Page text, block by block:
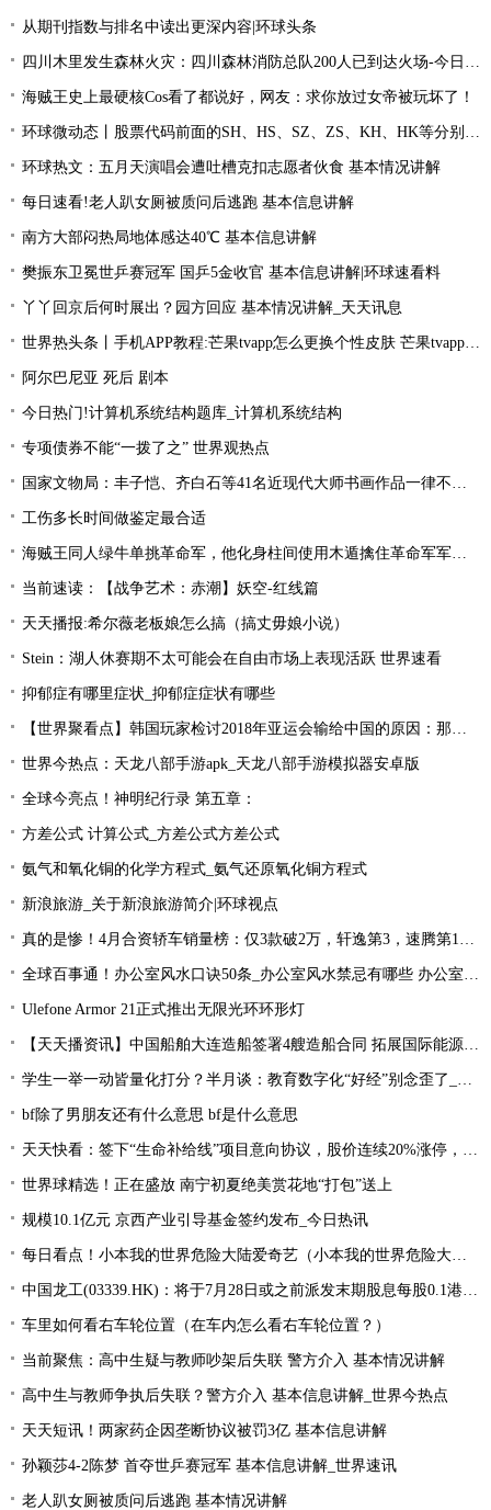
从期刊指数与排名中读出更深内容|环球头条
四川木里发生森林火灾：四川森林消防总队200人已到达火场-今日关注
海贼王史上最硬核Cos看了都说好，网友：求你放过女帝被玩坏了！
环球微动态丨股票代码前面的SH、HS、SZ、ZS、KH、HK等分别是什么意思？
环球热文：五月天演唱会遭吐槽克扣志愿者伙食 基本情况讲解
每日速看!老人趴女厕被质问后逃跑 基本信息讲解
南方大部闷热局地体感达40℃ 基本信息讲解
樊振东卫冕世乒赛冠军 国乒5金收官 基本信息讲解|环球速看料
丫丫回京后何时展出？园方回应 基本情况讲解_天天讯息
世界热头条丨手机APP教程:芒果tvapp怎么更换个性皮肤 芒果tvapp更换个性皮肤的方法
阿尔巴尼亚 死后 剧本
今日热门!计算机系统结构题库_计算机系统结构
专项债券不能“一拨了之” 世界观热点
国家文物局：丰子恺、齐白石等41名近现代大师书画作品一律不准出境
工伤多长时间做鉴定最合适
海贼王同人绿牛单挑革命军，他化身柱间使用木遁擒住革命军军长！
当前速读：【战争艺术：赤潮】妖空-红线篇
天天播报:希尔薇老板娘怎么搞（搞丈毋娘小说）
Stein：湖人休赛期不太可能会在自由市场上表现活跃 世界速看
抑郁症有哪里症状_抑郁症症状有哪些
【世界聚看点】韩国玩家检讨2018年亚运会输给中国的原因：那一年是Uzi的时代！
世界今热点：天龙八部手游apk_天龙八部手游模拟器安卓版
全球今亮点！神明纪行录 第五章：
方差公式 计算公式_方差公式方差公式
氨气和氧化铜的化学方程式_氨气还原氧化铜方程式
新浪旅游_关于新浪旅游简介|环球视点
真的是惨！4月合资轿车销量榜：仅3款破2万，轩逸第3，速腾第16！
全球百事通！办公室风水口诀50条_办公室风水禁忌有哪些 办公室风水禁忌大全
Ulefone Armor 21正式推出无限光环环形灯
【天天播资讯】中国船舶大连造船签署4艘造船合同 拓展国际能源运输领域合作
学生一举一动皆量化打分？半月谈：教育数字化“好经”别念歪了_环球今亮点
bf除了男朋友还有什么意思 bf是什么意思
天天快看：签下“生命补给线”项目意向协议，股价连续20%涨停，这家公司获机构扎堆关注
世界球精选！正在盛放 南宁初夏绝美赏花地“打包”送上
规模10.1亿元 京西产业引导基金签约发布_今日热讯
每日看点！小本我的世界危险大陆爱奇艺（小本我的世界危险大陆）
中国龙工(03339.HK)：将于7月28日或之前派发末期股息每股0.1港元-世界微资讯
车里如何看右车轮位置（在车内怎么看右车轮位置？）
当前聚焦：高中生疑与教师吵架后失联 警方介入 基本情况讲解
高中生与教师争执后失联？警方介入 基本信息讲解_世界今热点
天天短讯！两家药企因垄断协议被罚3亿 基本信息讲解
孙颖莎4-2陈梦 首夺世乒赛冠军 基本信息讲解_世界速讯
老人趴女厕被质问后逃跑 基本情况讲解